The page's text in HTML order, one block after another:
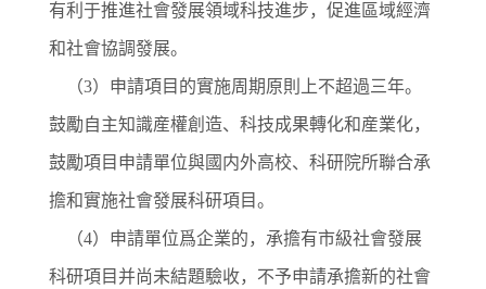
有利于推進社會發展領域科技進步，促進區域經濟
和社會協調發展。
（3）申請項目的實施周期原則上不超過三年。
鼓勵自主知識産權創造、科技成果轉化和産業化，
鼓勵項目申請單位與國内外高校、科研院所聯合承
擔和實施社會發展科研項目。
（4）申請單位爲企業的，承擔有市級社會發展
科研項目并尚未結題驗收，不予申請承擔新的社會